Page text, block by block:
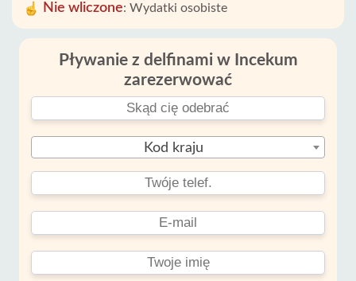
Nie wliczone: Wydatki osobiste
Pływanie z delfinami w Incekum
zarezerwować
Kod kraju